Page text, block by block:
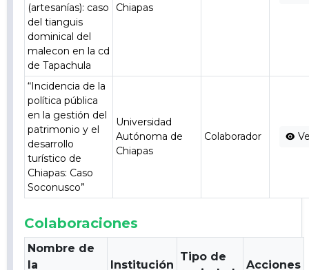
(artesanías): caso
del tianguis
dominical del
malecon en la cd
de Tapachula
Chiapas
“Incidencia de la
política pública
en la gestión del
patrimonio y el
desarrollo
turístico de
Chiapas: Caso
Soconusco”
Universidad
Autónoma de
Chiapas
Colaborador
Colaboraciones
Nombre de
la
Institución
Tipo de
Acciones